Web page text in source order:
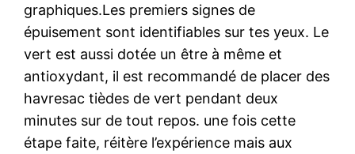
graphiques.Les premiers signes de
épuisement sont identifiables sur tes yeux. Le
vert est aussi dotée un être à même et
antioxydant, il est recommandé de placer des
havresac tièdes de vert pendant deux
minutes sur de tout repos. une fois cette
étape faite, réitère l’expérience mais aux